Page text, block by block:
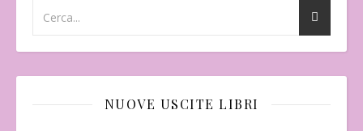
NUOVE USCITE LIBRI